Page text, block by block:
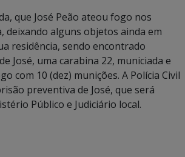
que José Peão ateou fogo nos
deixando alguns objetos ainda em
residência, sendo encontrado
José, uma carabina 22, municiada e
com 10 (dez) munições. A Polícia Civil
preventiva de José, que será
Público e Judiciário local.